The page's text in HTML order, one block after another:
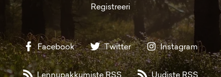
Registreeri
Facebook Twitter Instagram
Lennupakkumiste RSS Uudiste RSS